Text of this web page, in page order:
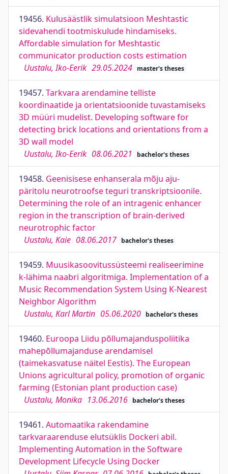
19456. Kulusäästlik simulatsioon Meshtastic
sidevahendi tootmiskulude hindamiseks.
Affordable simulation for Meshtastic
communicator production costs estimation
Uustalu, Iko-Eerik 29.05.2024 master's theses
19457. Tarkvara arendamine telliste
koordinaatide ja orientatsioonide tuvastamiseks
3D müüri mudelist. Developing software for
detecting brick locations and orientations from a
3D wall model
Uustalu, Iko-Eerik 08.06.2021 bachelor's theses
19458. Geenisisese enhanserala mõju aju-
päritolu neurotroofse teguri transkriptsioonile.
Determining the role of an intragenic enhancer
region in the transcription of brain-derived
neurotrophic factor
Uustalu, Kaie 08.06.2017 bachelor's theses
19459. Muusikasoovitussüsteemi realiseerimine
k-lähima naabri algoritmiga. Implementation of a
Music Recommendation System Using K-Nearest
Neighbor Algorithm
Uustalu, Karl Martin 05.06.2020 bachelor's theses
19460. Euroopa Liidu põllumajanduspoliitika
mahepõllumajanduse arendamisel
(taimekasvatuse näitel Eestis). The European
Unions agricultural policy, promotion of organic
farming (Estonian plant production case)
Uustalu, Monika 13.06.2016 bachelor's theses
19461. Automaatika rakendamine
tarkvaraarenduse elutsüklis Dockeri abil.
Implementing Automation in the Software
Development Lifecycle Using Docker